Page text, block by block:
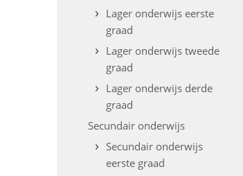
Lager onderwijs eerste
graad
Lager onderwijs tweede
graad
Lager onderwijs derde
graad
Secundair onderwijs
Secundair onderwijs
eerste graad